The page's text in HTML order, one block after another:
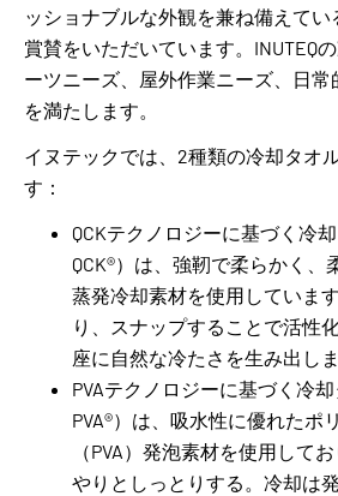
ッショナブルな外観を兼ね備えてい
賞賛をいただいています。INUTEQ
ーツニーズ、屋外作業ニーズ、日
を満たします。
イヌテックでは、2種類の冷却タオ
す：
QCKテクノロジーに基づく冷
QCK®）は、強靭で柔らかく、
蒸発冷却素材を使用していま
り、スナップすることで活性
座に自然な冷たさを生み出しま
PVAテクノロジーに基づく冷
PVA®）は、吸水性に優れたポ
（PVA）発泡素材を使用して
やりとしっとりする。冷却は